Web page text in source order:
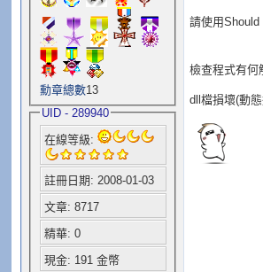
勳章總數13
UID - 289940
在線等級:
註冊日期: 2008-01-03
文章: 8717
精華: 0
現金: 191 金幣
請使用
檢查程式有何
dll檔損壞(動